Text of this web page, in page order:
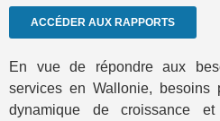
ACCÉDER AUX RAPPORTS
En vue de répondre aux
services en Wallonie, besoins
dynamique de croissance